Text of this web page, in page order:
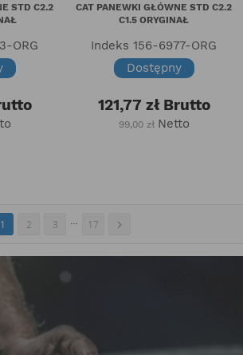
STD C2.2
ORG
CAT PANEWKI GŁÓWNE STD C2.2
C1.5 ORYGINAŁ
Indeks 156-6977-ORG
Dostępny
121,77 złBrutto
99,00 zł Netto
1 2 3 … 17 